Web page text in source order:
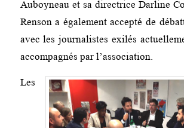
Auboyneau et sa directrice Darline
Renson a également accepté de
avec les journalistes exilés
accompagnés par l’association.
Les